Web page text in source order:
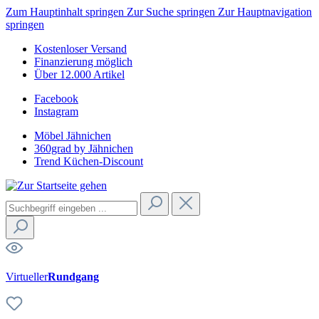
Zum Hauptinhalt springen Zur Suche springen Zur Hauptnavigation
springen
Kostenloser Versand
Finanzierung möglich
Über 12.000 Artikel
Facebook
Instagram
Möbel Jähnichen
360grad by Jähnichen
Trend Küchen-Discount
VirtuellerRundgang